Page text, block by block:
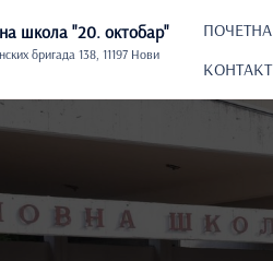
школа "20. oктобар"
бригада 138, 11197 Нови
ПОЧЕТНА
КОНТАКТ